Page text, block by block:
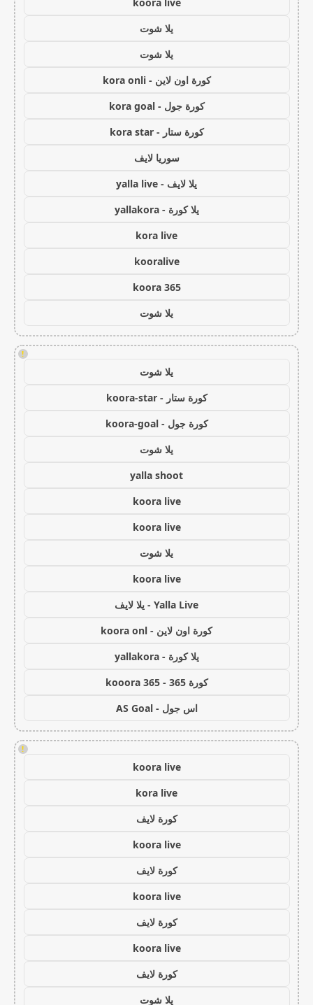
يلا شوت
يلا شوت
كورة اون لاين - kora onli
كورة جول - kora goal
كورة ستار - kora star
سوريا لايف
يلا لايف - yalla live
يلا كورة - yallakora
kora live
kooralive
koora 365
يلا شوت
!
يلا شوت
كورة ستار - koora-star
كورة جول - koora-goal
يلا شوت
yalla shoot
koora live
koora live
يلا شوت
koora live
Yalla Live - يلا لايف
كورة اون لاين - koora onl
يلا كورة - yallakora
كورة 365 - kooora 365
اس جول - AS Goal
!
koora live
kora live
كورة لايف
koora live
كورة لايف
koora live
كورة لايف
koora live
كورة لايف
يلا شوت